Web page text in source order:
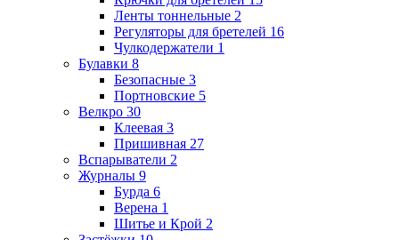
Ленты тоннельные 2
Регуляторы для бретелей 16
Чулкодержатели 1
Булавки 8
Безопасные 3
Портновские 5
Велкро 30
Клеевая 3
Пришивная 27
Вспарыватели 2
Журналы 9
Бурда 6
Верена 1
Шитье и Крой 2